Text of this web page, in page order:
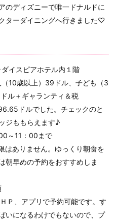
のディズニーで唯一ドナルドに
ターダイニングへ行きました♡
イスピアホテル内１階
10歳以上）39ドル、子ども（3
ル＋ギャランティ＆税
ドルでした。チェックのと
ジももらえます♪
～11：00まで
はありません。ゆっくり朝食を
朝早めの予約をおすすめしま
Ｐ、アプリで予約可能です。す
いになるわけでもないので、プ